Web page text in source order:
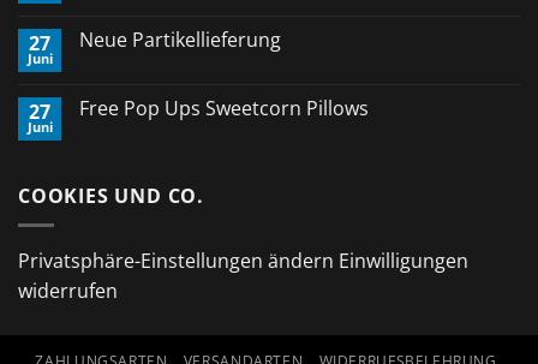
Simon
T.
Karpfenpellets
27
Juni
Neue Partikellieferung
Neue
Partikellieferung
27
Juni
Free Pop Ups Sweetcorn Pillows
Pop
COOKIES UND CO.
Privatsphäre-Einstellungen ändern Einwilligungen
widerrufen